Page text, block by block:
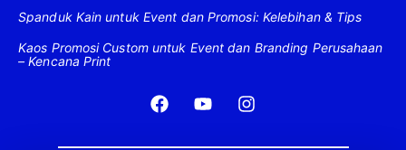
Spanduk Kain untuk Event dan Promosi: Kelebihan & Tips
Kaos Promosi Custom untuk Event dan Branding Perusahaan
– Kencana Print
F
a
Y
o
I
n